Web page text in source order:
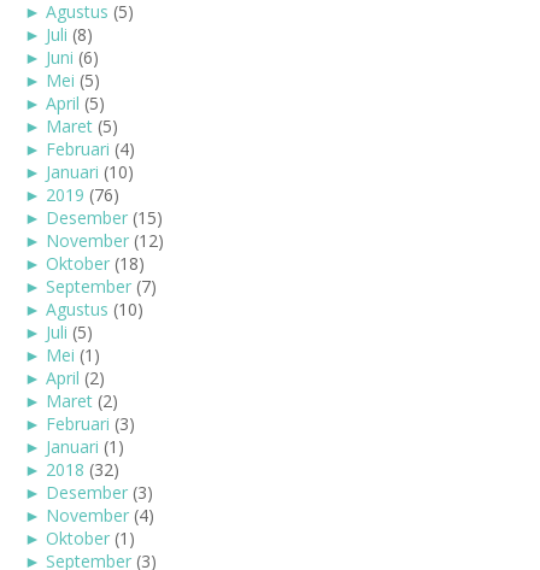
► Agustus (5)
► Juli (8)
► Juni (6)
► Mei (5)
► April (5)
► Maret (5)
► Februari (4)
► Januari (10)
► 2019 (76)
► Desember (15)
► November (12)
► Oktober (18)
► September (7)
► Agustus (10)
► Juli (5)
► Mei (1)
► April (2)
► Maret (2)
► Februari (3)
► Januari (1)
► 2018 (32)
► Desember (3)
► November (4)
► Oktober (1)
► September (3)